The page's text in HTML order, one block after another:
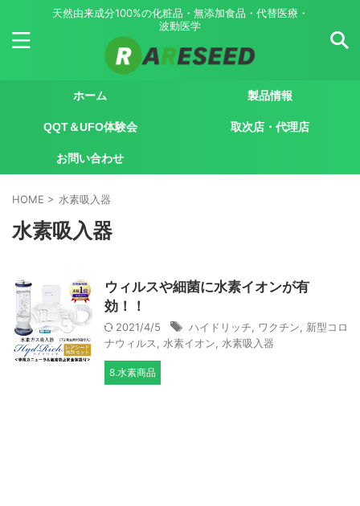
天然由来成分100%の化粧品・無添加食品・代替医療・
波動医学
ホーム 製品情報
QQT＆UFO体験会 取次店・代理店
お問い合わせ
HOME > 水素吸入器
水素吸入器
ウィルスや細菌に水素イオンが有
効！！
2021/4/5 ハイドリッチ ワクチン
新型コロ
ナウィルス
水素イオン 水素吸入器
8.水素商品